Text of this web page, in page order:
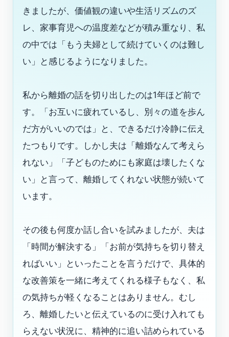
きましたが、価値観の違いや生活リズムのズ
レ、家事育児への温度差などが積み重なり、私
の中では「もう夫婦として続けていくのは難し
い」と感じるようになりました。
私から離婚の話を切り出したのは1年ほど前で
す。「お互いに疲れているし、別々の道を歩ん
だ方がいいのでは」と、できるだけ冷静に伝え
たつもりです。しかし夫は「離婚なんて考えら
れない」「子どものためにも家庭は壊したくな
い」と言って、離婚してくれない状態が続いて
います。
その後も何度か話し合いを試みましたが、夫は
「時間が解決する」「お前が気持ちを切り替え
ればいい」といったことを言うだけで、具体的
な改善策を一緒に考えてくれる様子もなく、私
の気持ちが軽くなることはありません。むし
ろ、離婚したいと伝えているのに受け入れても
らえない状況に、精神的に追い詰められている